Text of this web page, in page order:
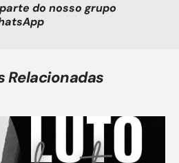
do nosso grupo
Relacionadas